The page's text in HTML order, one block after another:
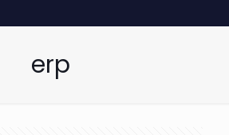
erp